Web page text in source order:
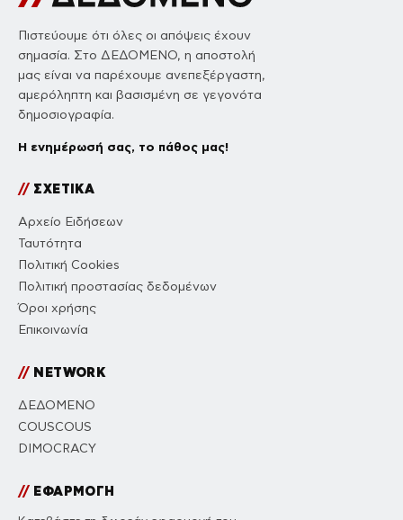
Πιστεύουμε ότι όλες οι απόψεις έχουν
σημασία. Στο ΔΕΔΟΜΕΝΟ, η αποστολή
μας είναι να παρέχουμε ανεπεξέργαστη,
αμερόληπτη και βασισμένη σε γεγονότα
δημοσιογραφία.
Η ενημέρωσή σας, το πάθος μας!
//ΣΧΕΤΙΚΑ
Αρχείο Ειδήσεων
Ταυτότητα
Πολιτική Cookies
Πολιτική προστασίας δεδομένων
Όροι χρήσης
Επικοινωνία
//NETWORK
ΔΕΔΟΜΕΝΟ
COUSCOUS
DIMOCRACY
//ΕΦΑΡΜΟΓΗ